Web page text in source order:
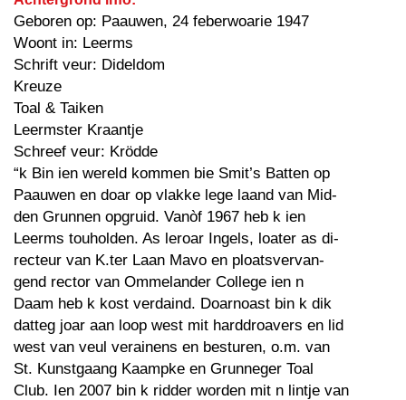
Geboren op: Paauwen, 24 feberwoarie 1947
Woont in: Leerms
Schrift veur: Dideldom
Kreuze
Toal & Taiken
Leermster Kraantje
Schreef veur: Krödde
“k Bin ien wereld kommen bie Smit’s Batten op
Paauwen en doar op vlakke lege laand van Mid-
den Grunnen opgruid. Vanòf 1967 heb k ien
Leerms touholden. As leroar Ingels, loater as di-
recteur van K.ter Laan Mavo en ploatsvervan-
gend rector van Ommelander College ien n
Daam heb k kost verdaind. Doarnoast bin k dik
datteg joar aan loop west mit harddroavers en lid
west van veul verainens en besturen, o.m. van
St. Kunstgaang Kaampke en Grunneger Toal
Club. Ien 2007 bin k ridder worden mit n lintje van